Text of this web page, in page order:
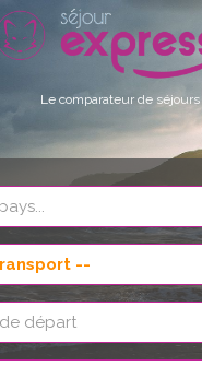
Le comparateur de séjours